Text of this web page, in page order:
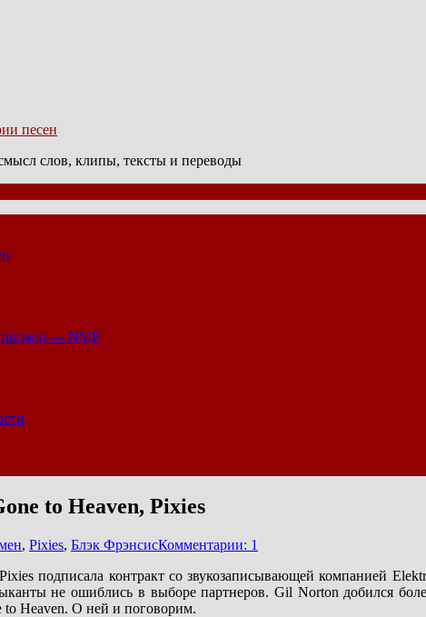
песен
слов, клипы, тексты и переводы
времен — NME
to Heaven, Pixies
, Pixies, Блэк ФрэнсисКомментарии: 1
подписала контракт со звукозаписывающей компанией
не ошиблись в выборе партнеров. Gil Norton добился
to Heaven. О ней и поговорим.